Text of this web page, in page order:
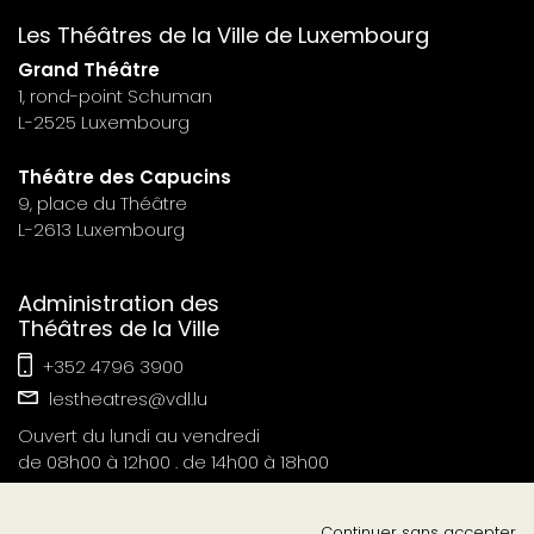
n°7
Les Théâtres de la Ville de Luxembourg
Grand Théâtre
1, rond-point Schuman
L-2525 Luxembourg
Théâtre des Capucins
9, place du Théâtre
L-2613 Luxembourg
Administration des
Théâtres de la Ville
+352 4796 3900
lestheatres@vdl.lu
Ouvert du lundi au vendredi
de 08h00 à 12h00 . de 14h00 à 18h00